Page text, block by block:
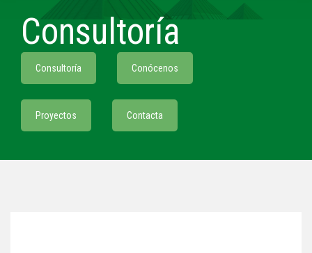
Consultoría
Consultoría Conócenos
Proyectos Contacta